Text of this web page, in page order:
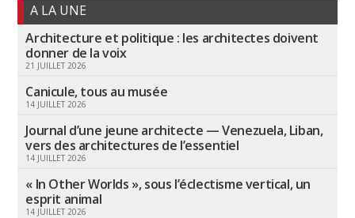
A LA UNE
Architecture et politique : les architectes doivent
donner de la voix
21 JUILLET 2026
Canicule, tous au musée
14 JUILLET 2026
Journal d’une jeune architecte — Venezuela, Liban,
vers des architectures de l’essentiel
14 JUILLET 2026
« In Other Worlds », sous l’éclectisme vertical, un
esprit animal
14 JUILLET 2026